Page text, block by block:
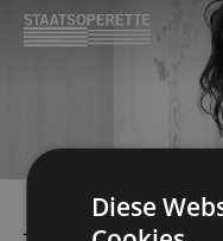
ANNADiese